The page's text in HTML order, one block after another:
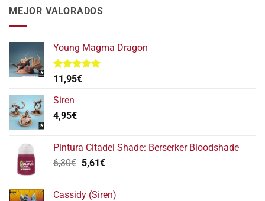
era:
MEJOR VALORADOS
Young Magma Dragon
Valorado
con
de 5
11,95€
Siren
4,95€
Pintura Citadel Shade: Berserker Bloodshade
6,30€ El
5,61€El
Cassidy (Siren)